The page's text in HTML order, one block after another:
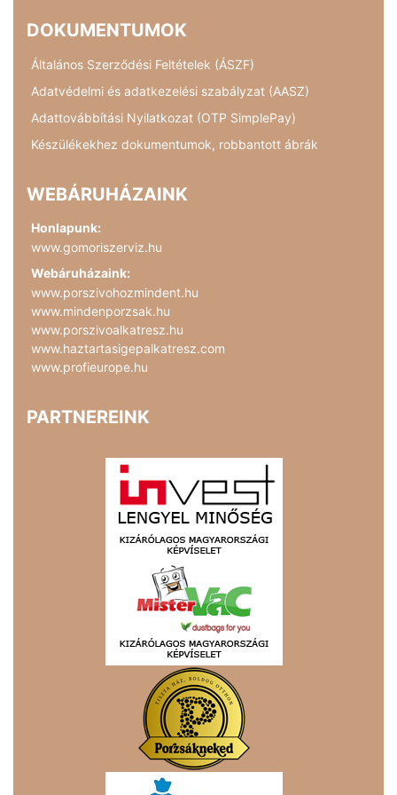
DOKUMENTUMOK
Általános Szerződési Feltételek (ÁSZF)
Adatvédelmi és adatkezelési szabályzat (AASZ)
Adattovábbítási Nyilatkozat (OTP SimplePay)
Készülékekhez dokumentumok, robbantott ábrák
WEBÁRUHÁZAINK
Honlapunk:
www.gomoriszerviz.hu
Webáruházaink:
www.porszivohozmindent.hu
www.mindenporzsak.hu
www.porszivoalkatresz.hu
www.haztartasigepalkatresz.com
www.profieurope.hu
PARTNEREINK